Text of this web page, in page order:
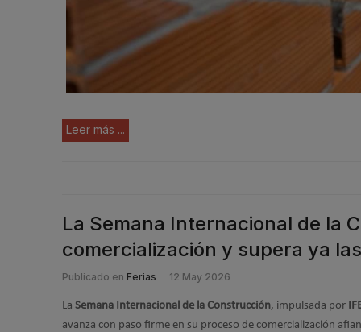
Leer más ...
La Semana Internacional de la
comercialización y supera ya
Publicado en Ferias 12 May 2026
La Semana Internacional de la Construcción, impulsada por
avanza con paso firme en su proceso de comercialización